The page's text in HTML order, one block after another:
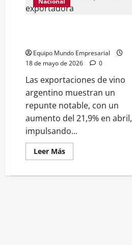
Equipo Mundo Empresarial
18 de mayo de 2026
0
Las exportaciones de vino
argentino muestran un
repunte notable, con un
aumento del 21,9% en abril,
impulsando...
Leer MásLeer
más
El